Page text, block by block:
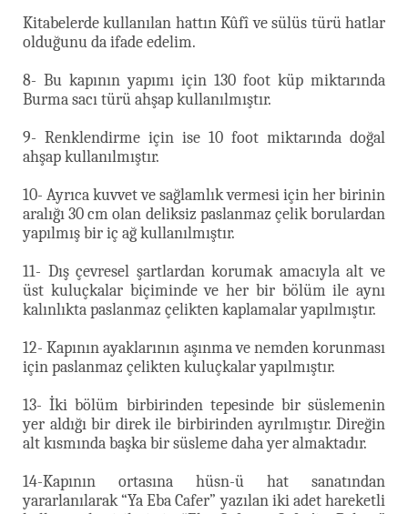
Kitabelerde kullanılan hattın Kûfî ve sülüs türü hatlar
olduğunu da ifade edelim.
8- Bu kapının yapımı için 130 foot küp miktarında
Burma sacı türü ahşap kullanılmıştır.
9- Renklendirme için ise 10 foot miktarında doğal
ahşap kullanılmıştır.
10- Ayrıca kuvvet ve sağlamlık vermesi için her birinin
aralığı 30 cm olan deliksiz paslanmaz çelik borulardan
yapılmış bir iç ağ kullanılmıştır.
11- Dış çevresel şartlardan korumak amacıyla alt ve
üst kuluçkalar biçiminde ve her bir bölüm ile aynı
kalınlıkta paslanmaz çelikten kaplamalar yapılmıştır.
12- Kapının ayaklarının aşınma ve nemden korunması
için paslanmaz çelikten kuluçkalar yapılmıştır.
13- İki bölüm birbirinden tepesinde bir süslemenin
yer aldığı bir direk ile birbirinden ayrılmıştır. Direğin
alt kısmında başka bir süsleme daha yer almaktadır.
14-Kapının ortasına hüsn-ü hat sanatından
yararlanılarak “Ya Eba Cafer” yazılan iki adet hareketli